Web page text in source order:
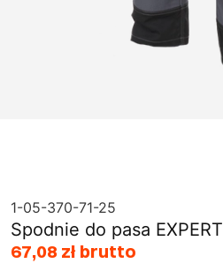
1-05-370-71-25
Spodnie do pasa EXPERT
67,08 zł brutto